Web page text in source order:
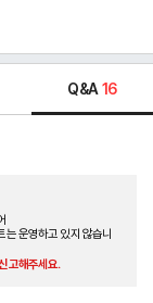
Q&A 16
운영하고 있지 않습니
고해주세요.